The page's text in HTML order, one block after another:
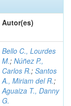
Autor(es)
Bello C., Lourdes
M.; Núñez P.,
Carlos R.; Santos
A., Miriam del R.;
Aguaiza T., Danny
G.